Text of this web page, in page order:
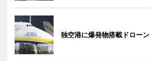
独空港に爆発物搭載ドローン